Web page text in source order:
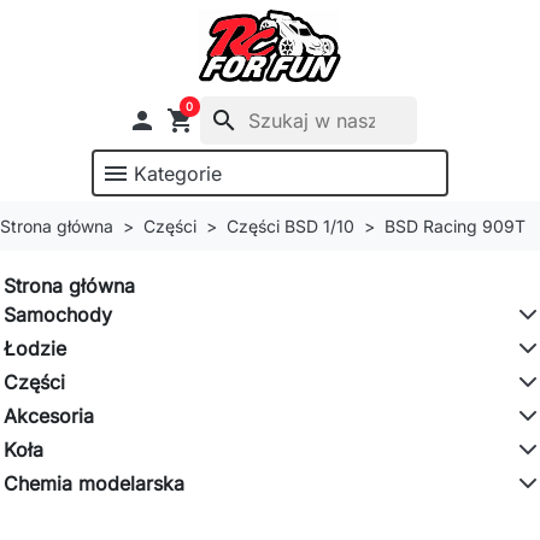
 shopping_cart
0
search
menu Kategorie
Strona główna Części Części BSD 1/10 BSD Racing 909T
Strona główna
Samochody
Łodzie
Części
Akcesoria
Koła
Chemia modelarska